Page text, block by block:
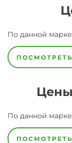
По данной марке
По данной марке